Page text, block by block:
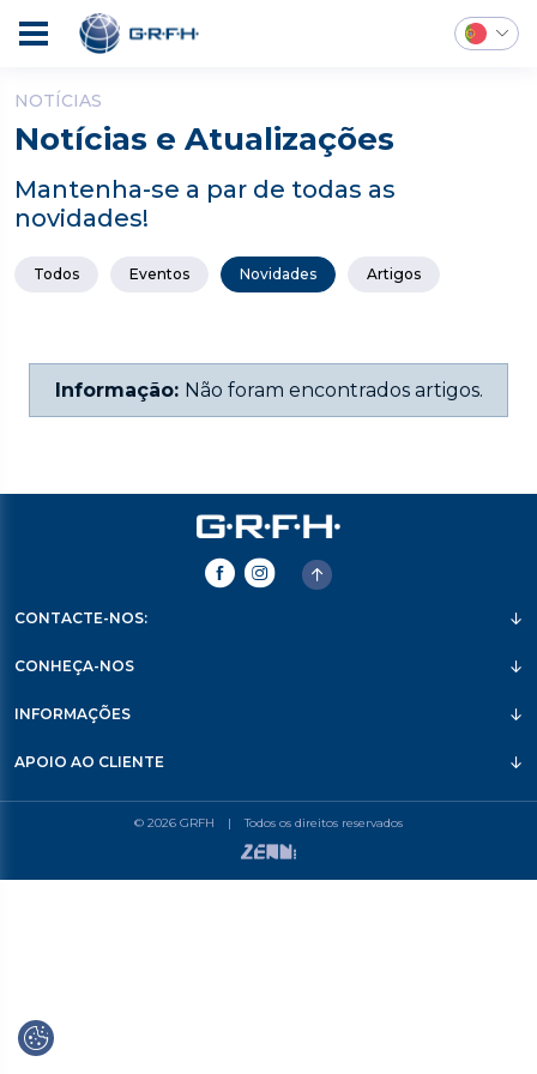
NOTÍCIAS
Notícias e Atualizações
Mantenha-se a par de todas as
novidades!
Todos Eventos Novidades Artigos
Informação: Não foram encontrados artigos.
CONTACTE-NOS:
CONHEÇA-NOS
INFORMAÇÕES
APOIO AO CLIENTE
© 2026 GRFH | Todos os direitos reservados